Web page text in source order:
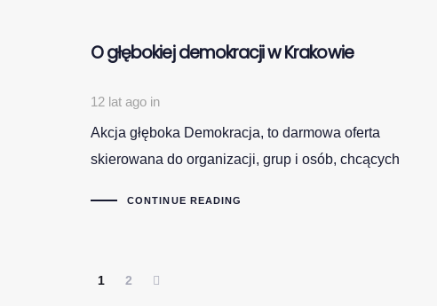
O głębokiej demokracji w Krakowie
12 lat ago in
Akcja głęboka Demokracja, to darmowa oferta
skierowana do organizacji, grup i osób, chcących
CONTINUE READING
1 2